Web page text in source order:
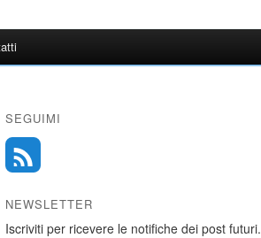
SEGUIMI
NEWSLETTER
Iscriviti per ricevere le notifiche dei post futuri.